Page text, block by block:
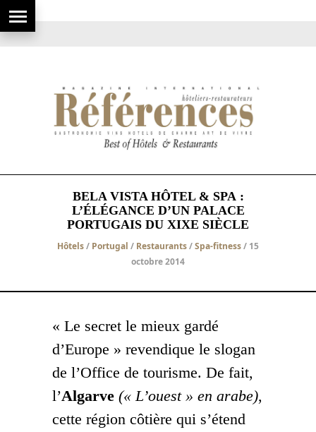
BELA VISTA HÔTEL & SPA :
L’ÉLÉGANCE D’UN PALACE
PORTUGAIS DU XIXE SIÈCLE
Hôtels/ Portugal / Restaurants/Spa-fitness/ 15
octobre 2014
« Le secret le mieux gardé
d’Europe » revendique le slogan
de l’Office de tourisme. De fait,
l’Algarve (« L’ouest » en arabe),
cette région côtière qui s’étend